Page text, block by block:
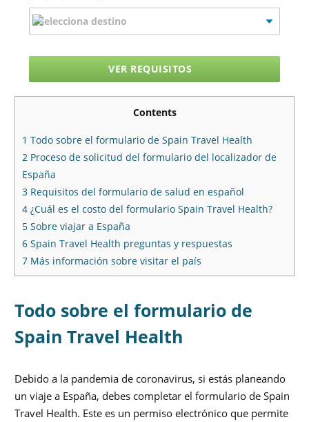
VER REQUISITOS
Contents
1 Todo sobre el formulario de Spain Travel Health
2 Proceso de solicitud del formulario del localizador de
España
3 Requisitos del formulario de salud en español
4 ¿Cuál es el costo del formulario Spain Travel Health?
5 Sobre viajar a España
6 Spain Travel Health preguntas y respuestas
7 Más información sobre visitar el país
Todo sobre el formulario de
Spain Travel Health
Debido a la pandemia de coronavirus, si estás planeando
un viaje a España, debes completar el formulario de Spain
Travel Health. Este es un permiso electrónico que permite